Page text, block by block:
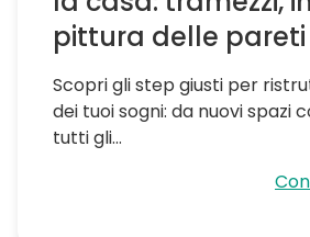
pittura delle pareti
Scopri gli step giusti per
dei tuoi sogni: da nuovi spazi
tutti gli...